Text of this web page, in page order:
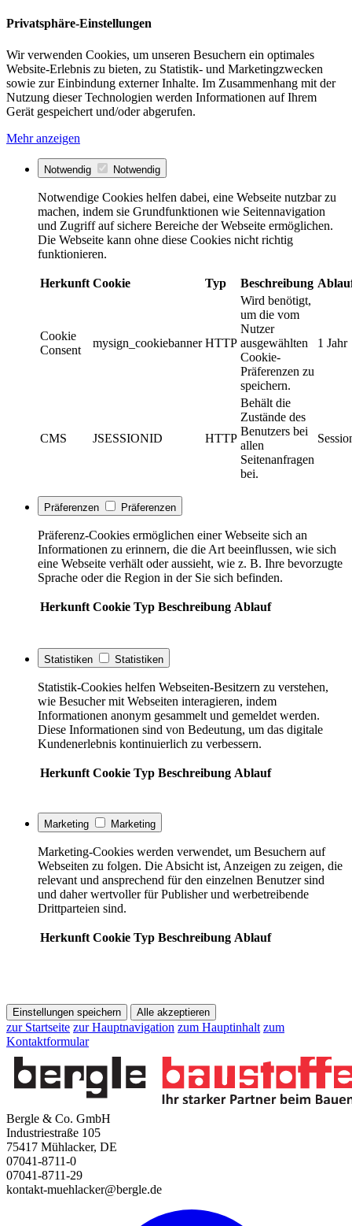
Privatsphäre-Einstellungen
Wir verwenden Cookies, um unseren Besuchern ein optimales
Website-Erlebnis zu bieten, zu Statistik- und Marketingzwecken
sowie zur Einbindung externer Inhalte. Im Zusammenhang mit der
Nutzung dieser Technologien werden Informationen auf Ihrem
Gerät gespeichert und/oder abgerufen.
Mehr anzeigen
Notwendig Notwendig
Notwendige Cookies helfen dabei, eine Webseite nutzbar zu
machen, indem sie Grundfunktionen wie Seitennavigation
und Zugriff auf sichere Bereiche der Webseite ermöglichen.
Die Webseite kann ohne diese Cookies nicht richtig
funktionieren.
Herkunft Cookie Typ Beschreibung
Cookie
Consent
mysign_cookiebanner HTTP
Wird benötigt,
um die vom
Nutzer
ausgewählten
Cookie-
Präferenzen zu
speichern.
1 Jahr
CMS JSESSIONID HTTP
Behält die
Zustände des
Benutzers bei
allen
Seitenanfragen
bei.
Präferenzen Präferenzen
Präferenz-Cookies ermöglichen einer Webseite sich an
Informationen zu erinnern, die die Art beeinflussen, wie sich
eine Webseite verhält oder aussieht, wie z. B. Ihre bevorzugte
Sprache oder die Region in der Sie sich befinden.
Herkunft Cookie Typ Beschreibung Ablauf
Statistiken Statistiken
Statistik-Cookies helfen Webseiten-Besitzern zu verstehen,
wie Besucher mit Webseiten interagieren, indem
Informationen anonym gesammelt und gemeldet werden.
Diese Informationen sind von Bedeutung, um das digitale
Kundenerlebnis kontinuierlich zu verbessern.
Herkunft Cookie Typ Beschreibung Ablauf
Marketing Marketing
Marketing-Cookies werden verwendet, um Besuchern auf
Webseiten zu folgen. Die Absicht ist, Anzeigen zu zeigen, die
relevant und ansprechend für den einzelnen Benutzer sind
und daher wertvoller für Publisher und werbetreibende
Drittparteien sind.
Herkunft Cookie Typ Beschreibung Ablauf
Einstellungen speichern Alle akzeptieren
zur Startseite zur Hauptnavigation zum Hauptinhalt zum
Kontaktformular
Bergle & Co. GmbH
Industriestraße 105
75417 Mühlacker, DE
07041-8711-0
07041-8711-29
kontakt-muehlacker@bergle.de